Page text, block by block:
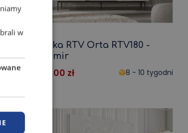
Szafka RTV Orta RTV180 -
Kaszmir
1 319,00 zł 8 - 10 tygodni
w